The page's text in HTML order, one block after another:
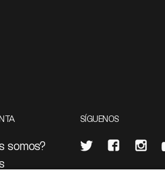
somos?
SÍGUENOS